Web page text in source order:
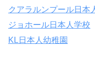
クアラルンプール日本
ジョホール日本人学校
KL日本人幼稚園